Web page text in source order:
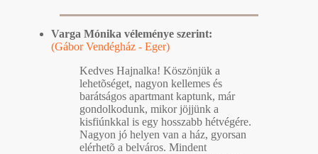
Varga Mónika véleménye szerint:
(Gábor Vendégház - Eger)
Kedves Hajnalka! Köszönjük a
lehetõséget, nagyon kellemes és
barátságos apartmant kaptunk, már
gondolkodunk, mikor jöjjünk a
kisfiúnkkal is egy hosszabb hétvégére.
Nagyon jó helyen van a ház, gyorsan
elérhetõ a belváros. Mindent